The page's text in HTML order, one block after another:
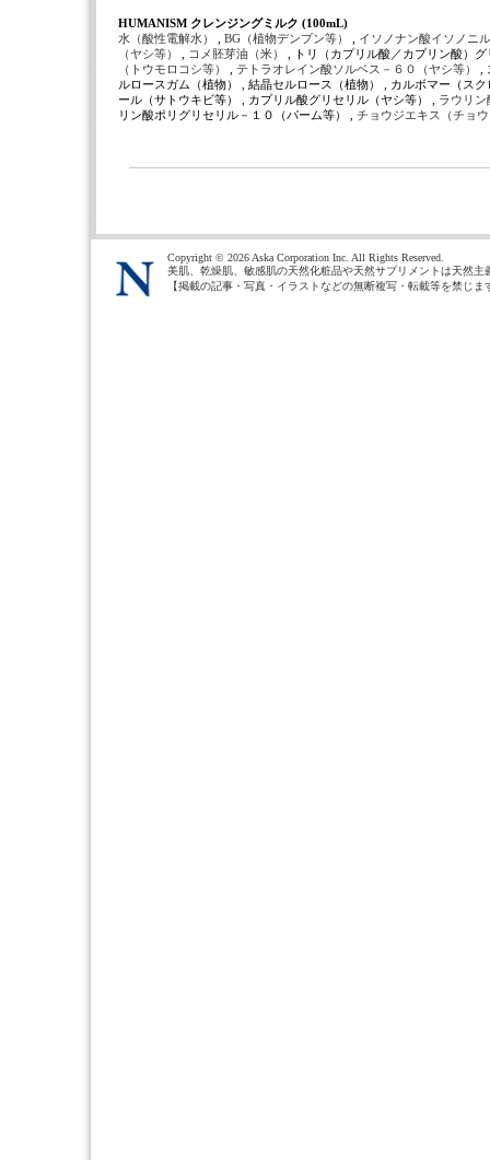
HUMANISM クレンジングミルク (100mL)
水（酸性電解水）
BG（植物デンプン等）
イソノナン酸イソノニ
（ヤシ等）
コメ胚芽油（米）
, トリ（カプリル酸／カプリン酸）
（トウモロコシ等）
テトラオレイン酸ソルベス－６０（ヤシ等）
ルロースガム（植物） , 結晶セルロース（植物） , カルボマー（ス
ール（サトウキビ等） , カプリル酸グリセリル（ヤシ等） ,
ラウリ
リン酸ポリグリセリル－１０（パーム等） , チョウジエキス（チョ
Copyright © 2026 Aska Corporation Inc. All Rights Reserved.
美肌、乾燥肌、敏感肌の天然化粧品や天然サプリメントは天然主
【掲載の記事・写真・イラストなどの無断複写・転載等を禁じま